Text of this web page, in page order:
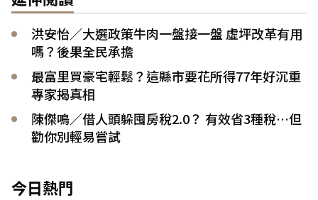
洪安怡／大選政策牛肉一盤接一盤 虛坪改革有用
嗎？後果全民承擔
最富里買豪宅輕鬆？這縣市要花所得77年好沉重
專家揭真相
陳傑鳴／借人頭躲囤房稅2.0？ 有效省3種稅…但
勸你別輕易嘗試
今日熱門